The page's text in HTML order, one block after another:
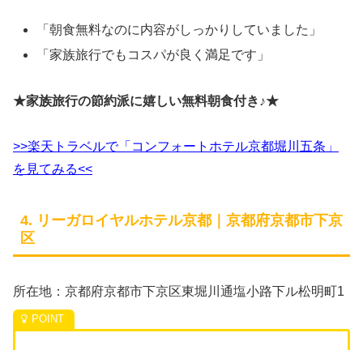
「朝食無料なのに内容がしっかりしていました」
「家族旅行でもコスパが良く満足です」
★家族旅行の節約派に嬉しい無料朝食付き♪★
>>楽天トラベルで「コンフォートホテル京都堀川五条」
を見てみる<<
4. リーガロイヤルホテル京都｜京都府京都市下京
区
所在地：京都府京都市下京区東堀川通塩小路下ル松明町1